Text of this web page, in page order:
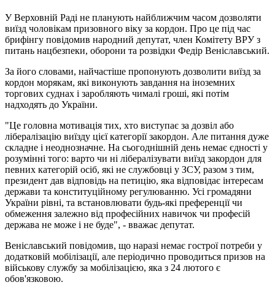
У Верховній Раді не планують найближчим часом дозволяти
виїзд чоловікам призовного віку за кордон. Про це під час
брифінгу повідомив народний депутат, член Комітету ВРУ з
питань нацбезпеки, оборони та розвідки Федір Веніславський.
За його словами, найчастіше пропонують дозволити виїзд за
кордон морякам, які виконують завдання на іноземних
торгових суднах і заробляють чималі гроші, які потім
надходять до України.
"Це головна мотивація тих, хто виступає за дозвіл або
лібералізацію виїзду цієї категорії закордон. Але питання дуже
складне і неоднозначне. На сьогоднішній день немає єдності у
розумінні того: варто чи ні лібералізувати виїзд закордон для
певних категорій осіб, які не службовці у ЗСУ, разом з тим,
президент дав відповідь на петицію, яка відповідає інтересам
держави та конституційному регулюванню. Усі громадяни
України рівні, та встановлювати будь-які преференції чи
обмеження залежно від професійних навичок чи професій
держава не може і не буде", - вважає депутат.
Веніславський повідомив, що наразі немає гострої потреби у
додатковій мобілізації, але періодично проводиться призов на
військову службу за мобілізацією, яка з 24 лютого є
обов'язковою.